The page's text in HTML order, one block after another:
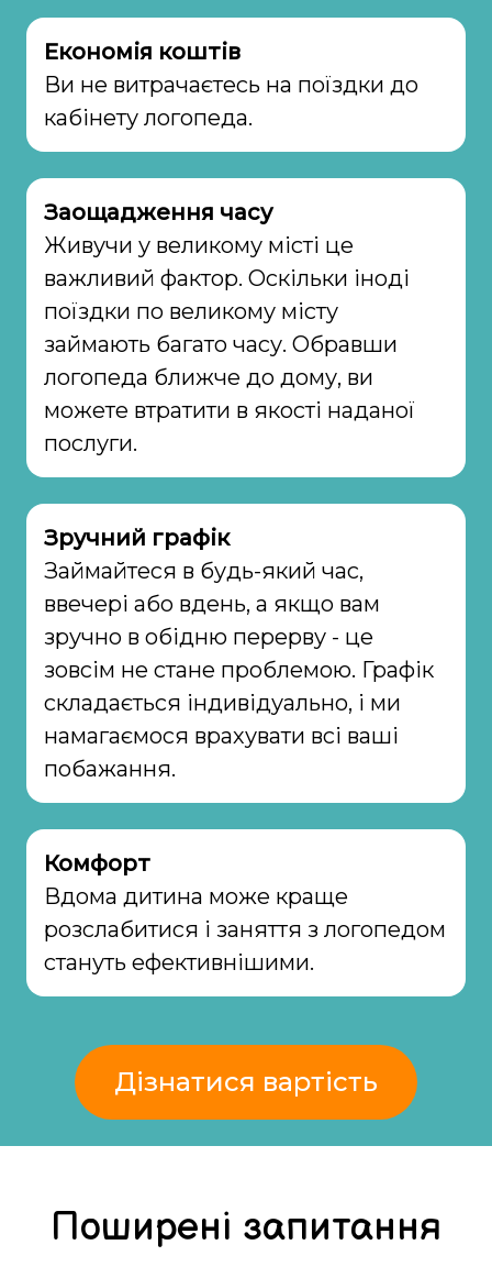
Економія коштів
Ви не витрачаєтесь на поїздки до
кабінету логопеда.
Заощадження часу
Живучи у великому місті це
важливий фактор. Оскільки іноді
поїздки по великому місту
займають багато часу. Обравши
логопеда ближче до дому, ви
можете втратити в якості наданої
послуги.
Зручний графік
Займайтеся в будь-який час,
ввечері або вдень, а якщо вам
зручно в обідню перерву - це
зовсім не стане проблемою. Графік
складається індивідуально, і ми
намагаємося врахувати всі ваші
побажання.
Комфорт
Вдома дитина може краще
розслабитися і заняття з логопедом
стануть ефективнішими.
Дізнатися вартість
Поширені запитання